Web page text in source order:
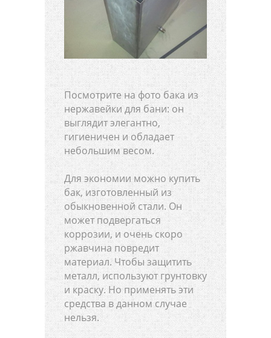
Посмотрите на фото бака из
нержавейки для бани: он
выглядит элегантно,
гигиеничен и обладает
небольшим весом.
Для экономии можно купить
бак, изготовленный из
обыкновенной стали. Он
может подвергаться
коррозии, и очень скоро
ржавчина повредит
материал. Чтобы защитить
металл, используют грунтовку
и краску. Но применять эти
средства в данном случае
нельзя.